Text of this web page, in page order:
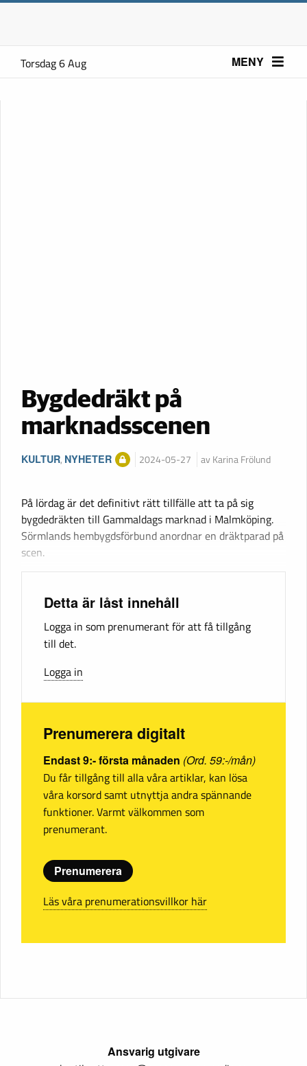
Torsdag 6 Aug MENY
Bygdedräkt på
marknadsscenen
KULTUR, NYHETER 2024-05-27 av Karina Frölund
På lördag är det definitivt rätt tillfälle att ta på sig
bygdedräkten till Gammaldags marknad i Malmköping.
Sörmlands hembygdsförbund anordnar en dräktparad på
scen.
Detta är låst innehåll
Logga in som prenumerant för att få tillgång
till det.
Logga in
Prenumerera digitalt
Endast 9:- första månaden (Ord. 59:-/mån)
Du får tillgång till alla våra artiklar, kan lösa
våra korsord samt utnyttja andra spännande
funktioner. Varmt välkommen som
prenumerant.
Prenumerera
Läs våra prenumerationsvillkor här
Ansvarig utgivare